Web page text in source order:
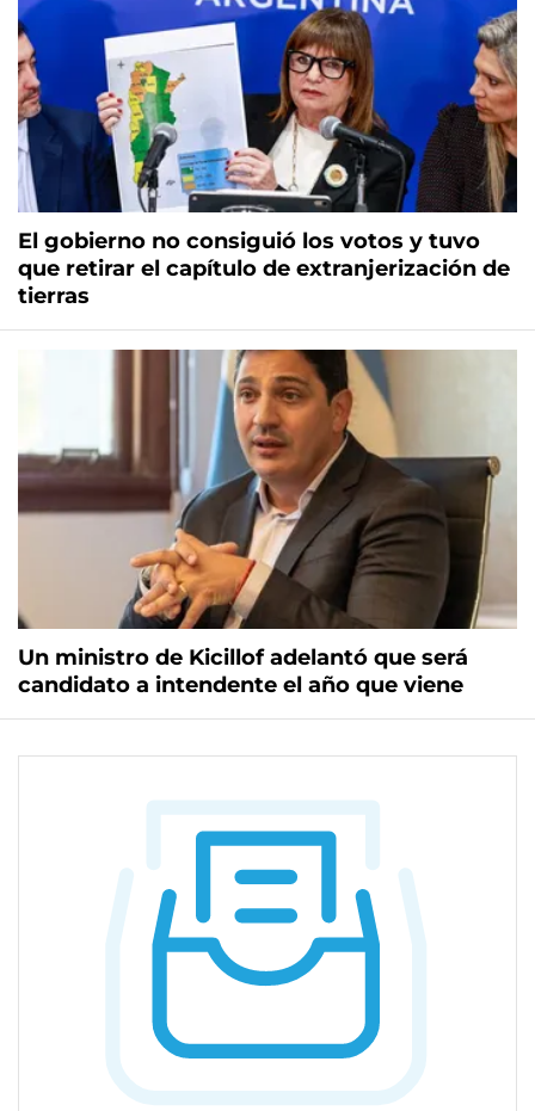
El gobierno no consiguió los votos y tuvo
que retirar el capítulo de extranjerización de
tierras
Un ministro de Kicillof adelantó que será
candidato a intendente el año que viene